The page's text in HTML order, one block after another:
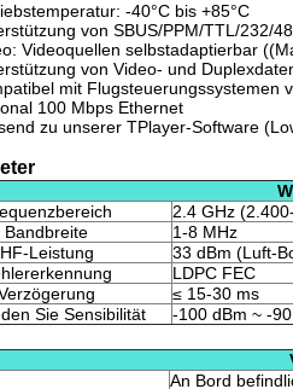
-40°C bis +85°C
von SBUS/PPM/TTL/232/
Videoquellen selbstadaptierbar
von Video- und
mit Flugsteuerungssystemen
100 Mbps Ethernet
zu unserer TPlayer-Software
2.4 GHz
Bandbreite
1-8 MHz
HF-Leistung
33 dBm (Luft-
LDPC FEC
≤ 15-30 ms
Sie Sensibilität
-100 dBm ~ -
An Bord